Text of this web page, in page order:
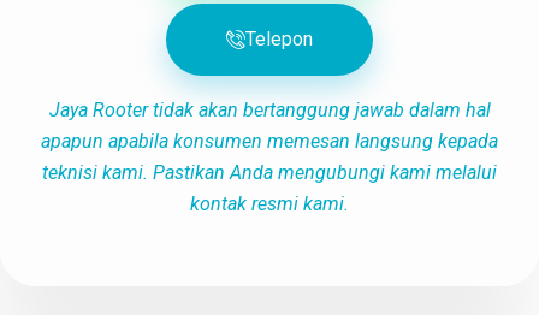
Telepon
Jaya Rooter tidak akan bertanggung jawab dalam hal
apapun apabila konsumen memesan langsung kepada
teknisi kami. Pastikan Anda mengubungi kami melalui
kontak resmi kami.